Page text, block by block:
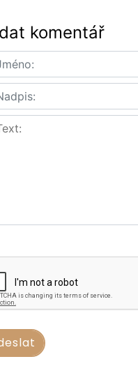
komentář